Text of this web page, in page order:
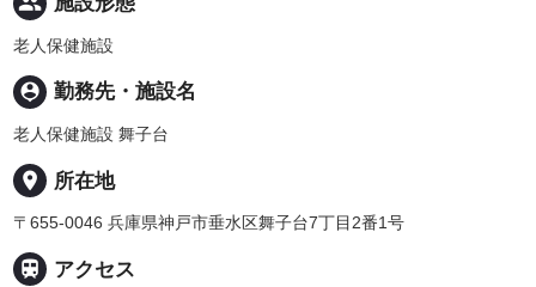
老人保健施設
person_pin 勤務先・施設名
老人保健施設 舞子台
place 所在地
〒655-0046 兵庫県神戸市垂水区舞子台7丁目2番1号
 アクセス